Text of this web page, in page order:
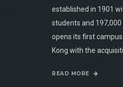
established in 1901
students and
opens its first
Kong with the
READ MORE